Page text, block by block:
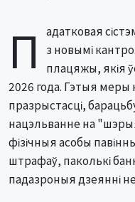
П
адатковая
з новымі
плацяжы, якія
2026 года. Гэтыя
празрыстасці,
нацэльванне на
фізічныя асобы
штрафаў, паколькі
падазроныя дзеянні